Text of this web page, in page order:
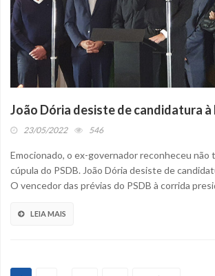
João Dória desiste de candidatura à
23/05/2022 546
Emocionado, o ex-governador reconheceu não
cúpula do PSDB. João Dória desiste de
O vencedor das prévias do PSDB à corrida
LEIA MAIS